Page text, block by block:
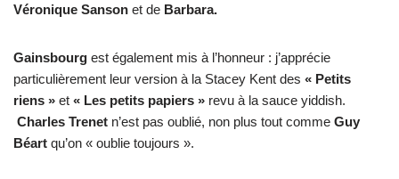
Véronique Sanson et de Barbara.
Gainsbourg est également mis à l’honneur : j’apprécie
particulièrement leur version à la Stacey Kent des « Petits
riens » et « Les petits papiers » revu à la sauce yiddish.
Charles Trenet n’est pas oublié, non plus tout comme Guy
Béart qu’on « oublie toujours ».